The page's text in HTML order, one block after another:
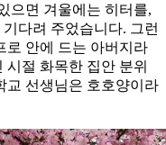
으면 겨울에는 히터를,
다려 주었습니다. 그런
로 안에 드는 아버지라
시절 화목한 집안 분위
교 선생님은 호호양이라